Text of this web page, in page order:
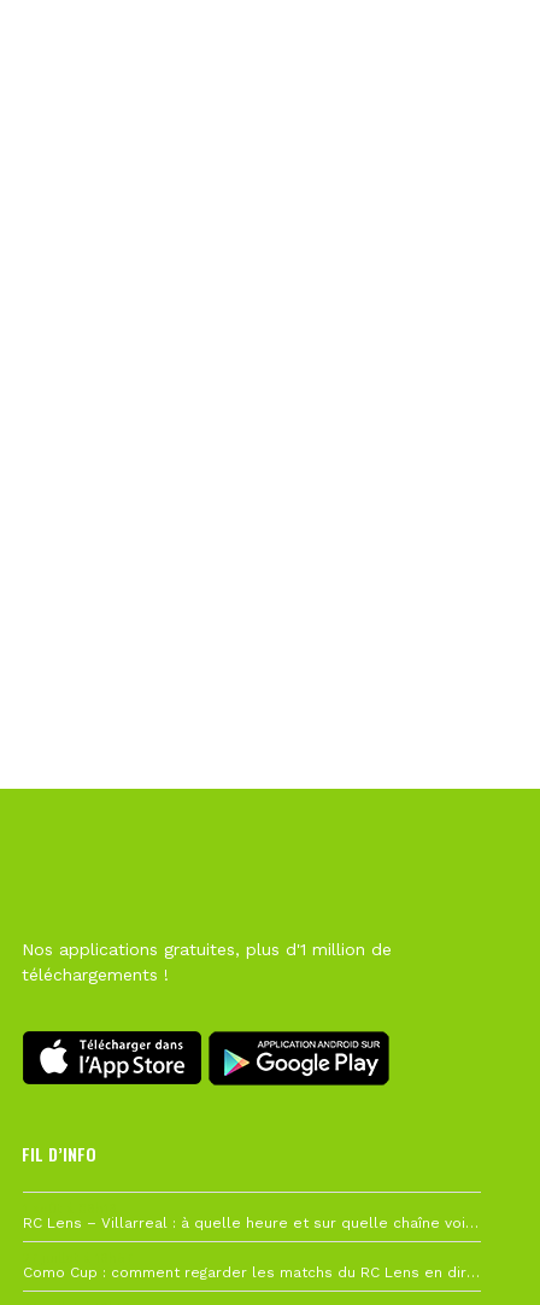
Nos applications gratuites, plus d'1 million de
téléchargements !
FIL D’INFO
RC Lens – Villarreal : à quelle heure et sur quelle chaîne voir la finale de la Como Cup ?
Como Cup : comment regarder les matchs du RC Lens en direct ?